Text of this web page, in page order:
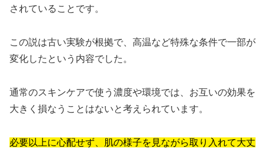
されていることです。
この説は古い実験が根拠で、高温など特殊な条件で一部が
変化したという内容でした。
通常のスキンケアで使う濃度や環境では、お互いの効果を
大きく損なうことはないと考えられています。
必要以上に心配せず、肌の様子を見ながら取り入れて大丈